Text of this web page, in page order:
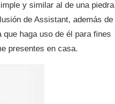
y similar al de una
de Assistant, además de
que haga uso de él para fines
presentes en casa.